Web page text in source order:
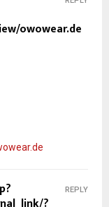
owowear.de
REPLY